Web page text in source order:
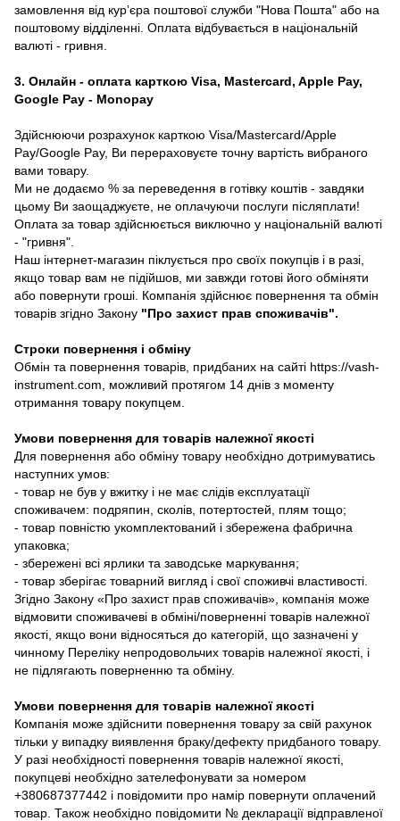
замовлення від курʼєра поштової служби "Нова Пошта" або на
поштовому відділенні. Оплата відбувається в національній
валюті - гривня.
3. Онлайн - оплата карткою Visa, Mastercard, Apple Pay,
Google Pay - Monopay
Здійснюючи розрахунок карткою Visa/Mastercard/Apple
Pay/Google Pay, Ви перераховуєте точну вартість вибраного
вами товару.
Ми не додаємо % за переведення в готівку коштів - завдяки
цьому Ви заощаджуєте, не оплачуючи послуги післяплати!
Оплата за товар здійснюється виключно у національній валюті
- "гривня".
Наш інтернет-магазин піклується про своїх покупців і в разі,
якщо товар вам не підійшов, ми завжди готові його обміняти
або повернути гроші. Компанія здійснює повернення та обмін
товарів згідно Закону "Про захист прав споживачів".
Строки повернення і обміну
Обмін та повернення товарів, придбаних на сайті https://vash-
instrument.com, можливий протягом 14 днів з моменту
отримання товару покупцем.
Умови повернення для товарів належної якості
Для повернення або обміну товару необхідно дотримуватись
наступних умов:
- товар не був у вжитку і не має слідів експлуатації
споживачем: подряпин, сколів, потертостей, плям тощо;
- товар повністю укомплектований і збережена фабрична
упаковка;
- збережені всі ярлики та заводське маркування;
- товар зберігає товарний вигляд і свої споживчі властивості.
Згідно Закону «Про захист прав споживачів», компанія може
відмовити споживачеві в обміні/поверненні товарів належної
якості, якщо вони відносяться до категорій, що зазначені у
чинному Переліку непродовольчих товарів належної якості, і
не підлягають поверненню та обміну.
Умови повернення для товарів належної якості
Компанія може здійснити повернення товару за свій рахунок
тільки у випадку виявлення браку/дефекту придбаного товару.
У разі необхідності повернення товарів належної якості,
покупцеві необхідно зателефонувати за номером
+380687377442 і повідомити про намір повернути оплачений
товар. Також необхідно повідомити № декларації відправленої